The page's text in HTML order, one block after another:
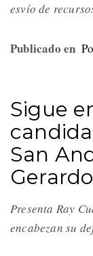
esvío de
Publicado en
Sigue
San
Presenta Ray
encabezan su